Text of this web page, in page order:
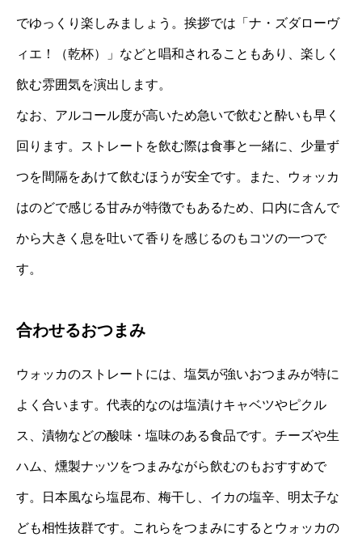
でゆっくり楽しみましょう。挨拶では「ナ・ズダローヴ
ィエ！（乾杯）」などと唱和されることもあり、楽しく
飲む雰囲気を演出します。
なお、アルコール度が高いため急いで飲むと酔いも早く
回ります。ストレートを飲む際は食事と一緒に、少量ず
つを間隔をあけて飲むほうが安全です。また、ウォッカ
はのどで感じる甘みが特徴でもあるため、口内に含んで
から大きく息を吐いて香りを感じるのもコツの一つで
す。
合わせるおつまみ
ウォッカのストレートには、塩気が強いおつまみが特に
よく合います。代表的なのは塩漬けキャベツやピクル
ス、漬物などの酸味・塩味のある食品です。チーズや生
ハム、燻製ナッツをつまみながら飲むのもおすすめで
す。日本風なら塩昆布、梅干し、イカの塩辛、明太子な
ども相性抜群です。これらをつまみにするとウォッカの